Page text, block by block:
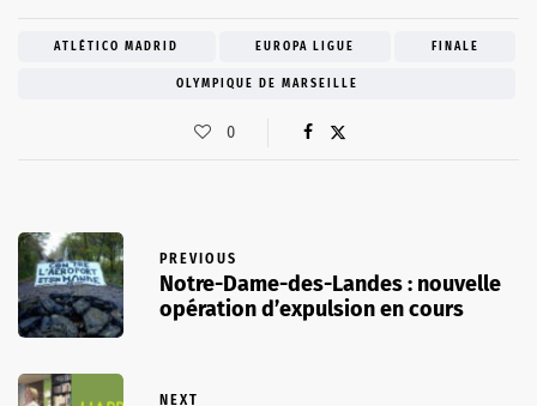
ATLÉTICO MADRID EUROPA LIGUE FINALE
OLYMPIQUE DE MARSEILLE
0
PREVIOUS
Notre-Dame-des-Landes : nouvelle
opération d’expulsion en cours
NEXT